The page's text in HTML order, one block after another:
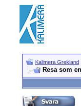
Kalimera Grekland
Resa som